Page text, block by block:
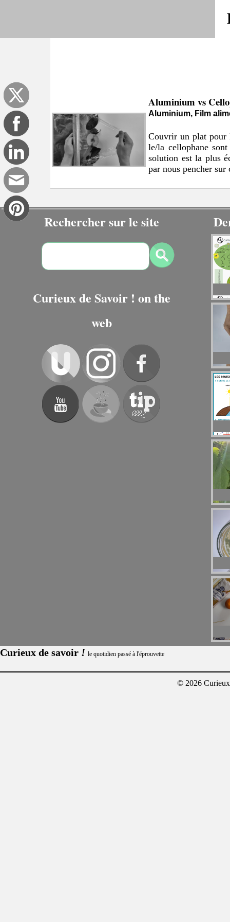
Aluminium vs
Aluminium, Film
Couvrir un plat pour
le/la cellophane
solution est la plus
par nous pencher
Rechercher sur le site
Curieux de Savoir ! on the
web
Curieux de savoir ! le quotidien passé à l'éprouvette
© 2026